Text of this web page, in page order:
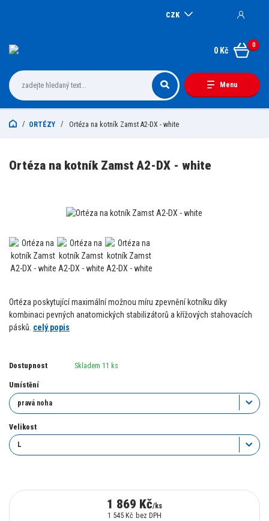
Menu
CZK
0
0 Kč
ORTÉZY Ortéza na kotník Zamst A2-DX - white
Ortéza na kotník Zamst A2-DX - white
Ortéza poskytující maximální možnou míru zpevnění kotníku díky
kombinaci pevných anatomických stabilizátorů a křížových stahovacích
pásků. celý popis
Dostupnost Skladem 11 ks
Umístění
Velikost
1 869 Kč/ks
1 545 Kč bez DPH